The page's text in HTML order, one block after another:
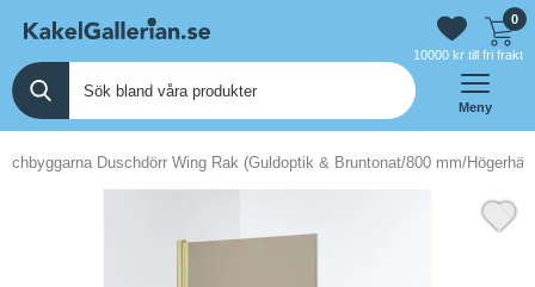
0
10000 kr till fri frakt
Meny
Duschdörr Wing Rak (Guldoptik & Bruntonat/800 mm/